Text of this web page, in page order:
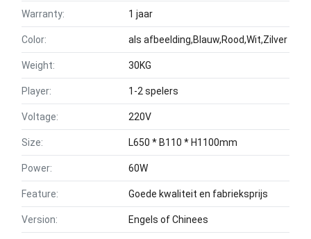
Warranty: 1 jaar
Color: als afbeelding,Blauw,Rood,Wit,Zilver
Weight: 30KG
Player: 1-2 spelers
Voltage: 220V
Size: L650 * B110 * H1100mm
Power: 60W
Feature: Goede kwaliteit en fabrieksprijs
Version: Engels of Chinees